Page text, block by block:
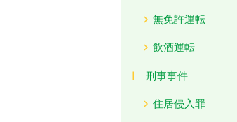
無免許運転
飲酒運転
刑事事件
住居侵入罪